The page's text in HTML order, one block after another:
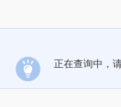
正在查询中，